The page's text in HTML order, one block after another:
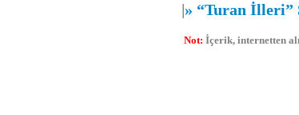
|» “Turan İlleri”
Not: İçerik, internetten